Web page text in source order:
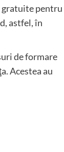
gratuite pentru
astfel, în
de formare
Acestea au